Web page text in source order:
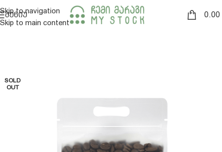
Skip to navigation
Skip to main content
ᲛᲔᲜᲘᲣ 0.00
SOLD
OUT